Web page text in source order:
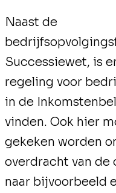
Naast de
Successiewet, is
regeling voor
in de
vinden. Ook hier
gekeken worden
overdracht van de
naar bijvoorbeeld